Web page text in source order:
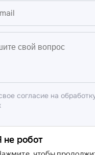
согласие на